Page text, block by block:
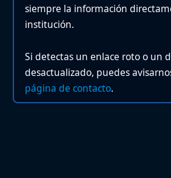
siempre la información
institución.
Si detectas un enlace roto o un
desactualizado, puedes
página de contacto.